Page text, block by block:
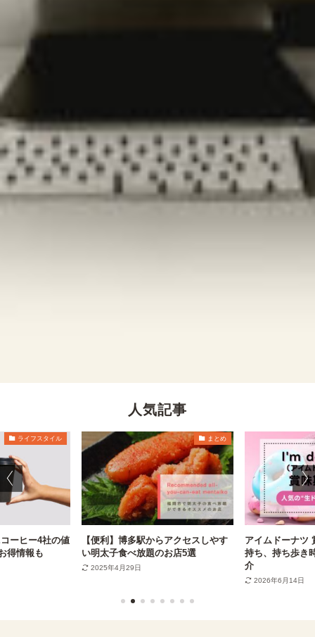
人気記事
ライフスタイル
ーヒー4社の値
得情報も
まとめ
【便利】博多駅からアクセスしやす
い明太子食べ放題のお店5選
2025年4月29日
アイムドーナツ
持ち、持ち歩き
介
2026年6月14日